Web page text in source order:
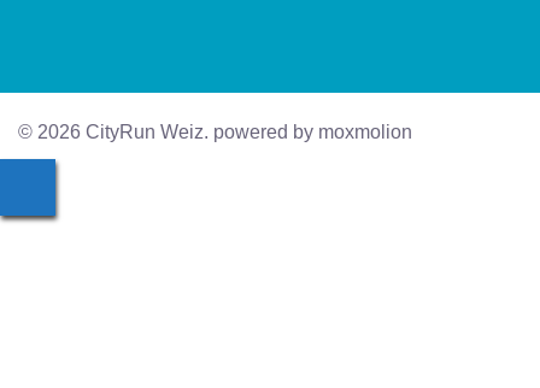
© 2026 CityRun Weiz. powered by moxmolion